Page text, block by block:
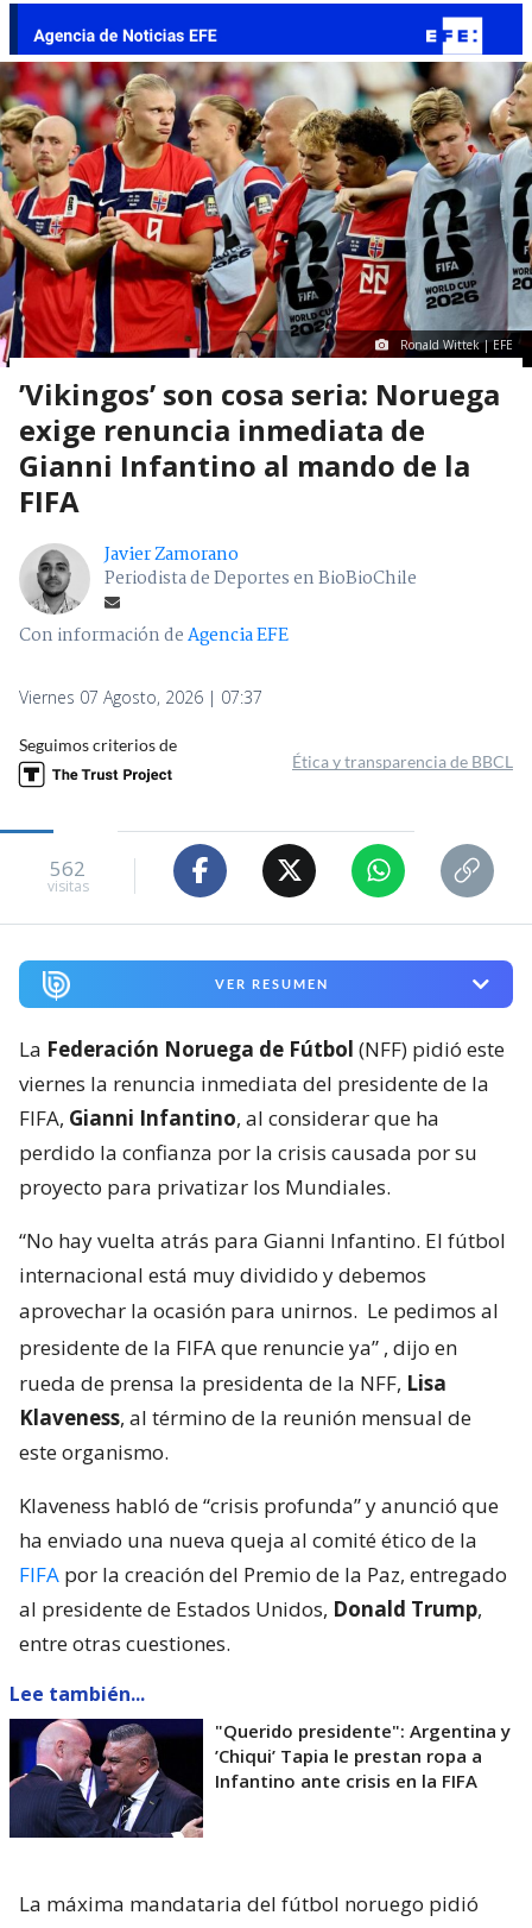
Ronald Wittek | EFE
’Vikingos’ son cosa seria: Noruega
exige renuncia inmediata de
Gianni Infantino al mando de la
FIFA
Javier Zamorano
Periodista de Deportes en BioBioChile
Con información deAgencia EFE
Viernes 07 Agosto, 2026 | 07:37
Seguimos criterios de
Ética y transparencia de BBCL
562
visitas
VER RESUMEN
La Federación Noruega de Fútbol (NFF) pidió este
viernes la renuncia inmediata del presidente de la
FIFA, Gianni Infantino, al considerar que ha
perdido la confianza por la crisis causada por su
proyecto para privatizar los Mundiales.
“No hay vuelta atrás para Gianni Infantino. El fútbol
internacional está muy dividido y debemos
aprovechar la ocasión para unirnos. Le pedimos al
presidente de la FIFA que renuncie ya” , dijo en
rueda de prensa la presidenta de la NFF, Lisa
Klaveness, al término de la reunión mensual de
este organismo.
Klaveness habló de “crisis profunda” y anunció que
ha enviado una nueva queja al comité ético de la
FIFA por la creación del Premio de la Paz, entregado
al presidente de Estados Unidos, Donald Trump,
entre otras cuestiones.
Lee también...
"Querido presidente": Argentina y
’Chiqui’ Tapia le prestan ropa a
Infantino ante crisis en la FIFA
La máxima mandataria del fútbol noruego pidió